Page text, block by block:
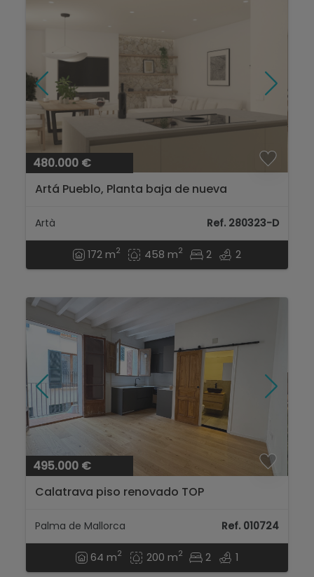
480.000 €
Artá Pueblo, Planta baja de nueva
Artà Ref. 280323-D
172 m2 458 m2 2 2
495.000 €
Calatrava piso renovado TOP
Palma de Mallorca Ref. 010724
64 m2 200 m2 2 1